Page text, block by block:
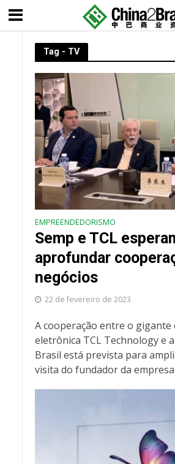
Tag - TV
EMPREENDEDORISMO
Semp e TCL
aprofundar
negócios
22 de fevereiro de 2023
A cooperação entre o gigante
eletrônica TCL Technology e
Brasil está prevista para
visita do fundador da empresa